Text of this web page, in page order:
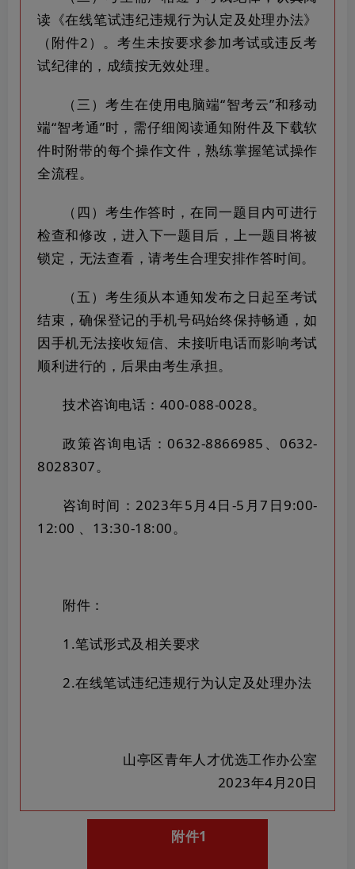
读《在线笔试违纪违规行为认定及处理办法》
（附件2）。考生未按要求参加考试或违反考
试纪律的，成绩按无效处理。
（三）考生在使用电脑端“智考云”和移动
端“智考通”时，需仔细阅读通知附件及下载软
件时附带的每个操作文件，熟练掌握笔试操作
全流程。
（四）考生作答时，在同一题目内可进行
检查和修改，进入下一题目后，上一题目将被
锁定，无法查看，请考生合理安排作答时间。
（五）考生须从本通知发布之日起至考试
结束，确保登记的手机号码始终保持畅通，如
因手机无法接收短信、未接听电话而影响考试
顺利进行的，后果由考生承担。
技术咨询电话：400-088-0028。
政策咨询电话：0632-8866985、0632-
8028307。
咨询时间：2023年5月4日-5月7日9:00-
12:00 、13:30-18:00。
附件：
1.笔试形式及相关要求
2.在线笔试违纪违规行为认定及处理办法
山亭区青年人才优选工作办公室
2023年4月20日
附件1